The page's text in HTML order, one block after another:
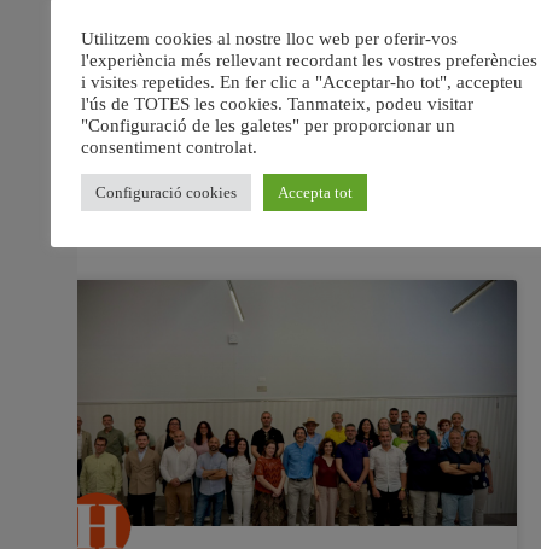
Compromís i Podem per a reforçar el sistema educatiu
valencià Reivindicació de millores estructurals i laborals
en el sistema educatiu públic L’Ajuntament de Manises
ha aprovat en el ple municipal del mes de maig una
moció en defensa de l’educació
28 maig, 2026 No hi ha comentaris